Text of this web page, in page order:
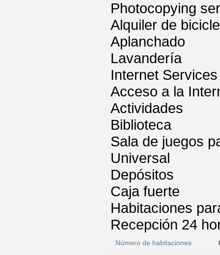
Photocopying
Alquiler de
Aplanchado
Lavandería
Internet Services
Acceso a la
Actividades
Biblioteca
Sala de juegos
Universal
Depósitos
Caja fuerte
Habitaciones
Recepción 24
Número de habitaciones